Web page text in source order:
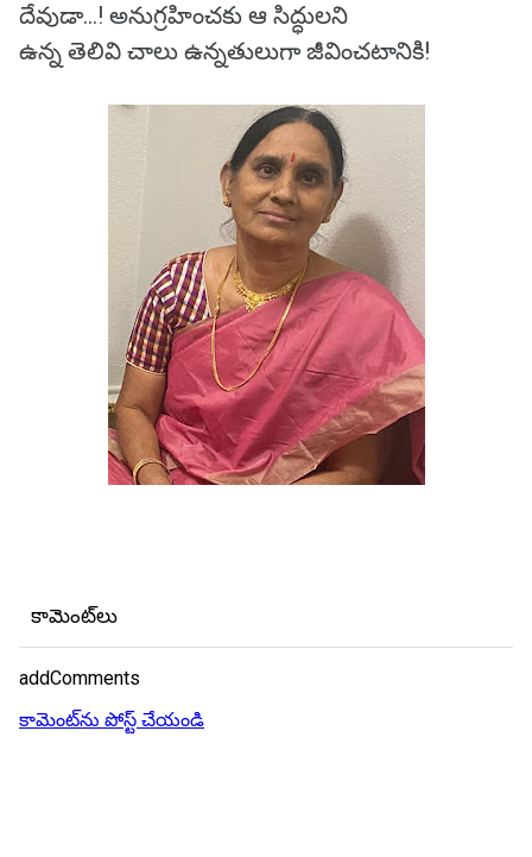
దేవుడా…! అనుగ్రహించకు ఆ సిద్ధులని
ఉన్న తెలివి చాలు ఉన్నతులుగా జీవించటానికి!
కామెంట్‌లు
addComments
కామెంట్‌ను పోస్ట్ చేయండి